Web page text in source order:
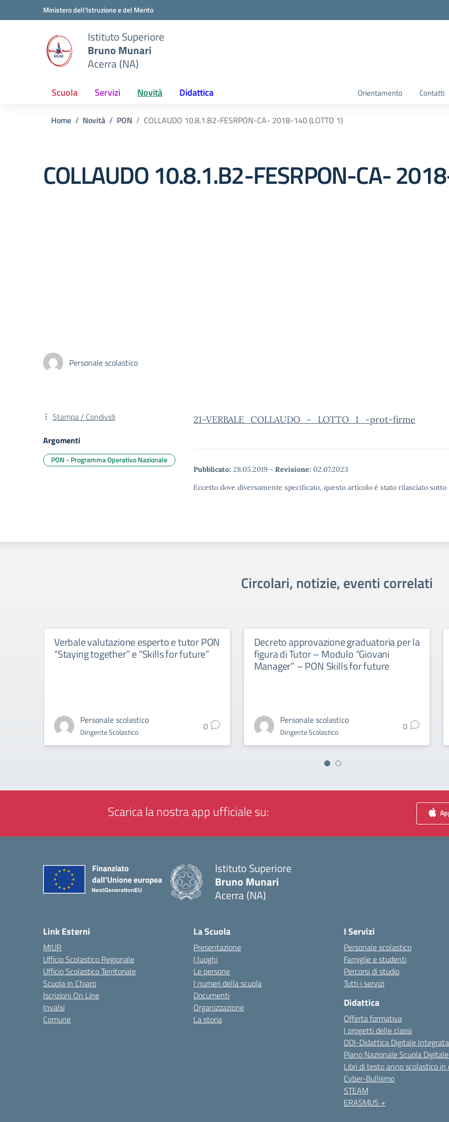
Vai ai contenuti
Vai al menu di navigazioneMinistero dell'Istruzione e del Merito
Istituto Superiore
Bruno Munari
Acerra (NA)
Scuola Servizi Novità Didattica Orientamento Contatti
Home Novità PON COLLAUDO 10.8.1.B2-FESRPON-CA- 2018-140 (LOTTO 1)
COLLAUDO 10.8.1.B2-FESRPON-CA-
Personale scolastico
21-VERBALE_COLLAUDO_-_LOTTO_1_-prot-firme
Pubblicato: 28.05.2019 - Revisione: 02.07.2023
Eccetto dove diversamente specificato, questo articolo è stato rilasciato
Stampa / Condividi
Argomenti
PON - Programma Operativo Nazionale
Circolari, notizie, eventi correlati
Verbale valutazione esperto e tutor PON
“Staying together” e “Skills for future”
Personale scolastico
Dirigente Scolastico 0
Decreto approvazione graduatoria per la
figura di Tutor – Modulo “Giovani
Manager” – PON Skills for future
Personale scolastico
Dirigente Scolastico 0
Scarica la nostra app ufficiale su:
Istituto Superiore
Bruno Munari
Acerra (NA)
Link Esterni
MIUR
Ufficio Scolastico Regionale
Ufficio Scolastico Territoriale
Scuola in Chiaro
Iscrizioni On Line
Invalsi
Comune
La Scuola
Presentazione
I luoghi
Le persone
I numeri della scuola
Documenti
Organizzazione
La storia
I Servizi
Personale scolastico
Famiglie e studenti
Percorsi di studio
Tutti i servizi
Didattica
Offerta formativa
I progetti delle classi
DDI-Didattica Digitale Integrata
Piano Nazionale Scuola
Libri di testo anno scolastico in
Cyber-Bullismo
STEAM
ERASMUS +